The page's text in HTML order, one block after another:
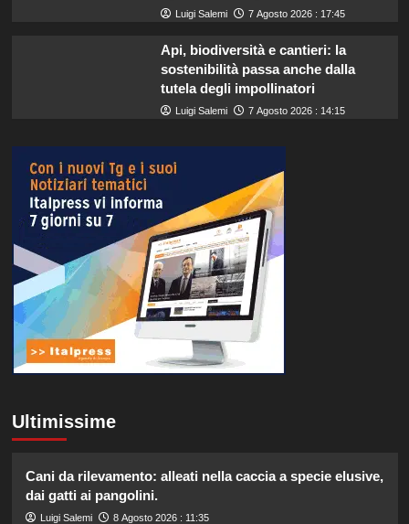
Luigi Salemi 7 Agosto 2026 : 17:45
Api, biodiversità e cantieri: la
sostenibilità passa anche dalla
tutela degli impollinatori
Luigi Salemi 7 Agosto 2026 : 14:15
Ultimissime
Cani da rilevamento: alleati nella caccia a specie elusive,
dai gatti ai pangolini.
Luigi Salemi 8 Agosto 2026 : 11:35